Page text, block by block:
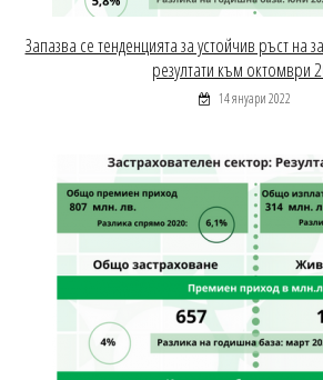
Запазва се тенденцията за устойчив ръст на
резултати към октомври
14 януари 2022